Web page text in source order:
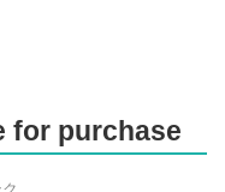
for purchase